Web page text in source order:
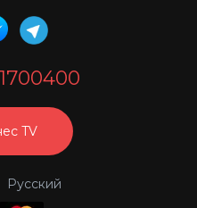
TV
Русский